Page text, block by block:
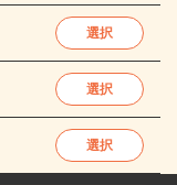
選択
選択
選択